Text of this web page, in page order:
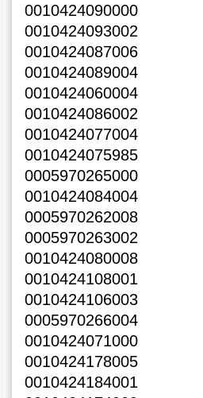
0010424090000
0010424093002
0010424087006
0010424089004
0010424060004
0010424086002
0010424077004
0010424075985
0005970265000
0010424084004
0005970262008
0005970263002
0010424080008
0010424108001
0010424106003
0005970266004
0010424071000
0010424178005
0010424184001